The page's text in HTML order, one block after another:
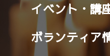
イベント・講
ボランティア